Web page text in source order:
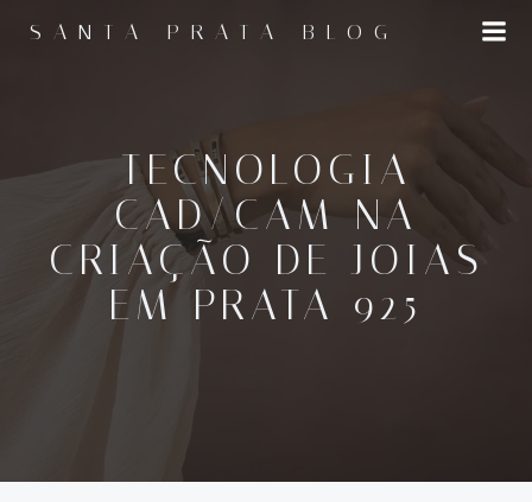
para
SANTA PRATA BLOG
TECNOLOGIA
CAD/CAM NA
CRIAÇÃO DE JOIAS
EM PRATA 925